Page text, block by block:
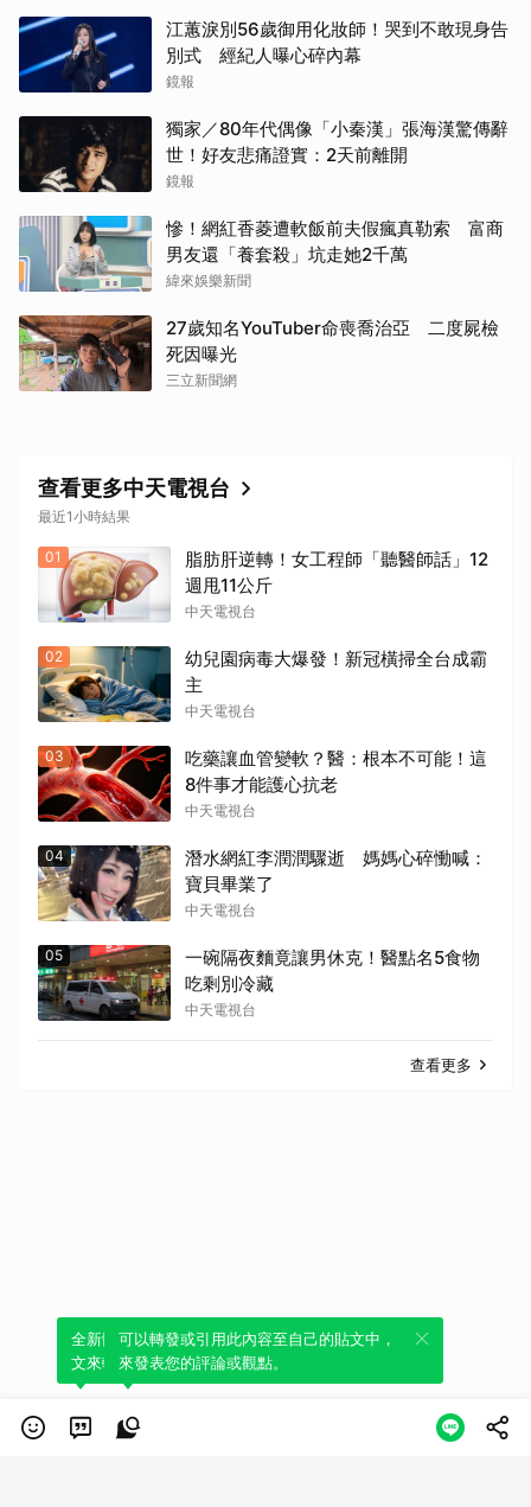
江蕙淚別56歲御用化妝師！哭到不敢現身告
別式 經紀人曝心碎內幕
鏡報
獨家／80年代偶像「小秦漢」張海漢驚傳辭
世！好友悲痛證實：2天前離開
鏡報
慘！網紅香菱遭軟飯前夫假瘋真勒索 富商
男友還「養套殺」坑走她2千萬
緯來娛樂新聞
27歲知名YouTuber命喪喬治亞 二度屍檢
死因曝光
三立新聞網
查看更多中天電視台
最近1小時結果
01
脂肪肝逆轉！女工程師「聽醫師話」12
週甩11公斤
中天電視台
02
幼兒園病毒大爆發！新冠橫掃全台成霸
主
中天電視台
03
吃藥讓血管變軟？醫：根本不可能！這
8件事才能護心抗老
中天電視台
04
潛水網紅李潤潤驟逝 媽媽心碎慟喊：
寶貝畢業了
中天電視台
05
一碗隔夜麵竟讓男休克！醫點名5食物
吃剩別冷藏
中天電視台
查看更多
全新體驗！一鍵引用此內容，透過發布貼
文來輕鬆表達個人立場。
可以轉發或引用此內容至自己的貼文中，
來發表您的評論或觀點。